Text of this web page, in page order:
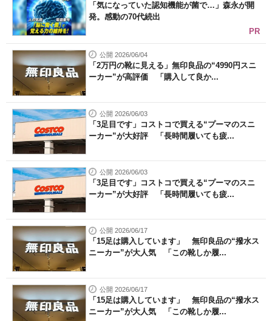
「気になっていた認知機能が菌で…」森永が開
発。感動の70代続出
PR
公開 2026/06/04
「2万円の靴に見える」無印良品の“4990円スニ
ーカー”が高評価 「購入して良か...
公開 2026/06/03
「3足目です」コストコで買える“プーマのスニ
ーカー”が大好評 「長時間履いても疲...
公開 2026/06/03
「3足目です」コストコで買える“プーマのスニ
ーカー”が大好評 「長時間履いても疲...
公開 2026/06/17
「15足は購入しています」 無印良品の“撥水ス
ニーカー”が大人気 「この靴しか履...
公開 2026/06/17
「15足は購入しています」 無印良品の“撥水ス
ニーカー”が大人気 「この靴しか履...